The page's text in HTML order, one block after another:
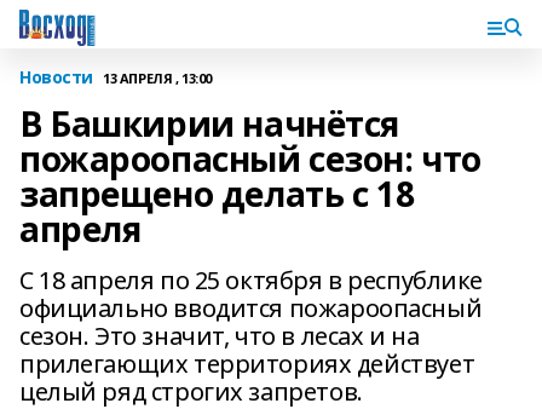
Новости 13 АПРЕЛЯ , 13:00
В Башкирии начнётся
пожароопасный сезон: что
запрещено делать с 18
апреля
С 18 апреля по 25 октября в республике
официально вводится пожароопасный
сезон. Это значит, что в лесах и на
прилегающих территориях действует
целый ряд строгих запретов.